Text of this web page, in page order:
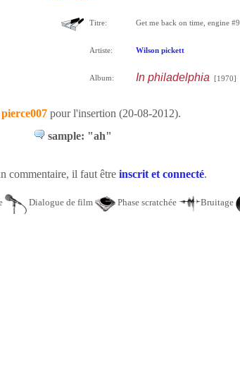
Titre: Get me back on time, engine #9
Artiste: Wilson pickett
Album: In philadelphia [1970]
pierce007 pour l'insertion (20-08-2012).
sample: "ah"
commentaire, il faut être inscrit et connecté.
Dialogue de film Phase scratchée Bruitage